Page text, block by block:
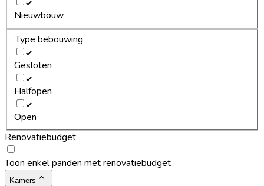
Nieuwbouw
Type bebouwing
Gesloten
Halfopen
Open
Renovatiebudget
Toon enkel panden met renovatiebudget
Kamers